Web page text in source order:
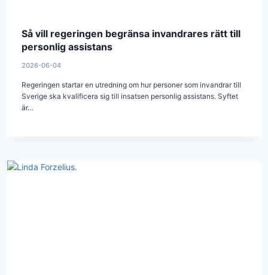
Så vill regeringen begränsa invandrares rätt till
personlig assistans
2026-06-04
Regeringen startar en utredning om hur personer som invandrar till
Sverige ska kvalificera sig till insatsen personlig assistans. Syftet
är…